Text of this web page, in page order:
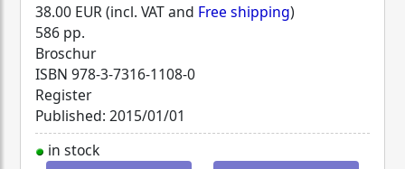
38.00 EUR (incl. VAT and Free shipping)
586 pp.
Broschur
ISBN 978-3-7316-1108-0
Register
Published: 2015/01/01
in stock